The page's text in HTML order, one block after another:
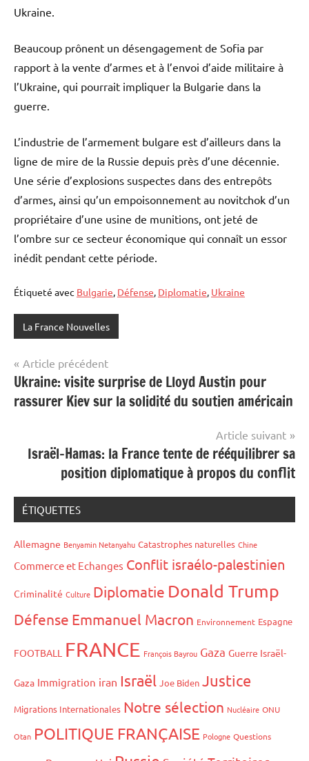
Ukraine.
Beaucoup prônent un désengagement de Sofia par
rapport à la vente d’armes et à l’envoi d’aide militaire à
l’Ukraine, qui pourrait impliquer la Bulgarie dans la
guerre.
L’industrie de l’armement bulgare est d’ailleurs dans la
ligne de mire de la Russie depuis près d’une décennie.
Une série d’explosions suspectes dans des entrepôts
d’armes, ainsi qu’un empoisonnement au novitchok d’un
propriétaire d’une usine de munitions, ont jeté de
l’ombre sur ce secteur économique qui connaît un essor
inédit pendant cette période.
Étiqueté avec Bulgarie, Défense, Diplomatie, Ukraine
La France Nouvelles
Navigation
de
l’article
Article précédent
Ukraine: visite surprise de Lloyd Austin pour
rassurer Kiev sur la solidité du soutien américain
Article suivant
Israël-Hamas: la France tente de rééquilibrer sa
position diplomatique à propos du conflit
ÉTIQUETTES
Allemagne Benyamin Netanyahu Catastrophes naturelles Chine
Commerce et Echanges Conflit israélo-palestinien
Criminalité Culture Diplomatie Donald Trump
Défense Emmanuel Macron Environnement Espagne
FOOTBALL FRANCE François Bayrou Gaza Guerre Israël-
Gaza Immigration iran Israël Joe Biden Justice
Migrations Internationales Notre sélection Nucléaire ONU
Otan POLITIQUE FRANÇAISE Pologne Questions